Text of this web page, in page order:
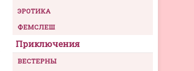
ЭРОТИКА
ФЕМСЛЕШ
Приключения
ВЕСТЕРНЫ